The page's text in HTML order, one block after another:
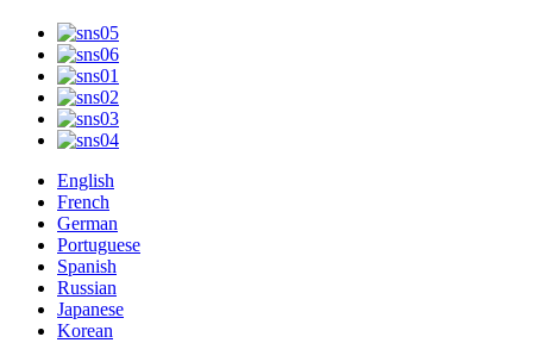
English
French
German
Portuguese
Spanish
Russian
Japanese
Korean